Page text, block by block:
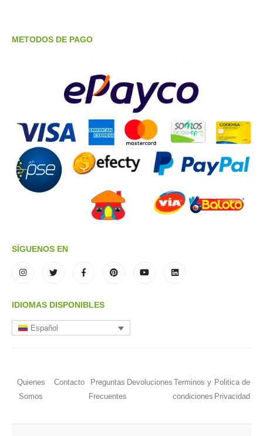
METODOS DE PAGO
SÍGUENOS EN
IDIOMAS DISPONIBLES
Español
Quienes
Somos
Contacto
Preguntas
Frecuentes
Devoluciones Terminos y
condiciones
Politica de
Privacidad